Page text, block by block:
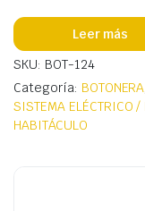
Leer más
SKU: BOT-124
Categoría: BOTONERA
SISTEMA ELÉCTRICO
HABITÁCULO